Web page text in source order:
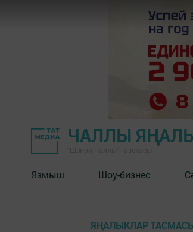
ЧАЛЛЫ
Язмыш Шоу-бизнес
ЯҢАЛЫКЛАР